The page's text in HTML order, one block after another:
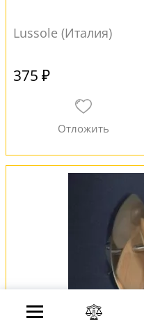
Lussole (Италия)
375 ₽